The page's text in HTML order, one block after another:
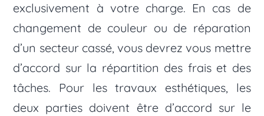
exclusivement à votre charge. En cas de
changement de couleur ou de réparation
d’un secteur cassé, vous devrez vous mettre
d’accord sur la répartition des frais et des
tâches. Pour les travaux esthétiques, les
deux parties doivent être d’accord sur le